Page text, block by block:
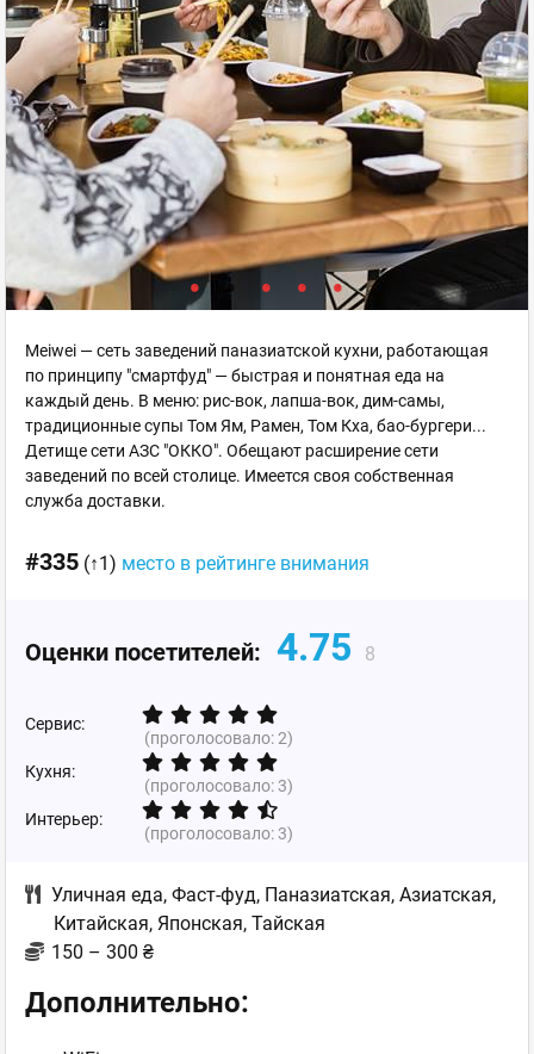
Meiwei — сеть заведений паназиатской кухни, работающая
по принципу "смартфуд" — быстрая и понятная еда на
каждый день. В меню: рис-вок, лапша-вок, дим-самы,
традиционные супы Том Ям, Рамен, Том Кха, бао-бургери...
Детище сети АЗС "ОККО". Обещают расширение сети
заведений по всей столице. Имеется своя собственная
служба доставки.
#335 (↑1) место в рейтинге внимания
Оценки посетителей: 4.75 8
Сервис:
(проголосовало:2)
Кухня:
(проголосовало:3)
Интерьер:
(проголосовало:3)
Уличная еда, Фаст-фуд, Паназиатская, Азиатская,
Китайская, Японская, Тайская
150 – 300 ₴
Дополнительно: